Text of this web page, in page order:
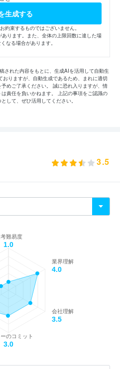
生成する
約束するものではございません。
ります。また、全体の上限回数に達した場
なる場合があります。
された内容をもとに、生成AIを活用して自動生
りますが、自動生成であるため、まれに適切
めご了承ください。 誠に恐れ入りますが、情
責任を負いかねます。 上記の事項をご認識の
して、ぜひ活用してください。
3.5
難易度
1.0
業界理解
4.0
会社理解
3.5
のコミット
3.0